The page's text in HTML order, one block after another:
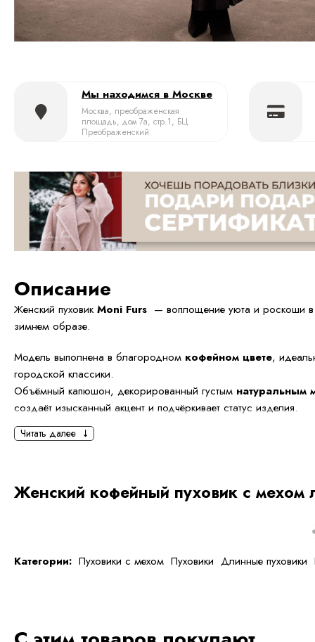
Мы находимся в Москве
Москва, преображенская
площадь, дом 7а, стр.1, БЦ
Преображенский
Описание
Женский пуховик Moni Furs — воплощение уюта и роскоши
зимнем образе.
Модель выполнена в благородном кофейном цвете,
городской классики.
Объёмный капюшон, декорированный густым натуральным
создаёт изысканный акцент и подчёркивает статус изделия.
Длина120 смобеспечивает максимальную защиту от холода
пуховик универсальным элементом зимнего гардероба.
Эта модель — выбор для женщин, ценящих комфорт,
Особенности модели:
Натуральный мех лисы
Читать далее
Женский кофейный пуховик с
Категории: Пуховики с мехом Пуховики Длинные пуховики